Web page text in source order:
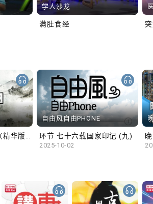
学人沙龙
满肚食经
自由风自由PHONE
环节 七十六载国家印记 (九)
2025-10-02